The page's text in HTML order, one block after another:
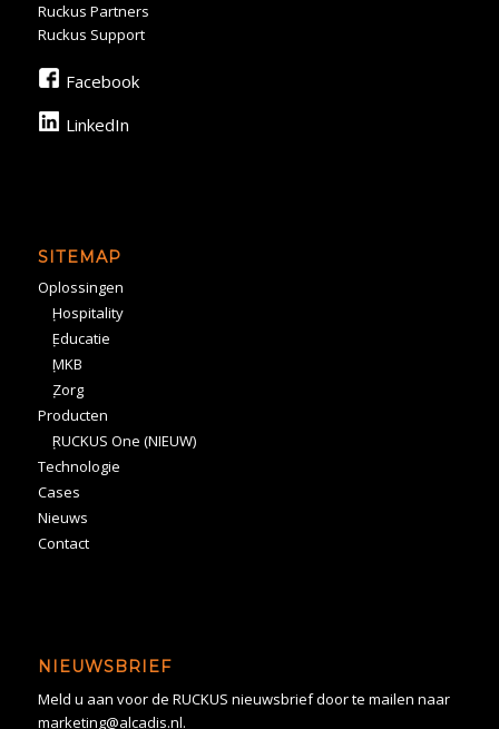
Ruckus Partners
Ruckus Support
Facebook
LinkedIn
SITEMAP
Oplossingen
Hospitality
Educatie
MKB
Zorg
Producten
RUCKUS One (NIEUW)
Technologie
Cases
Nieuws
Contact
NIEUWSBRIEF
Meld u aan voor de RUCKUS nieuwsbrief door te mailen naar
marketing@alcadis.nl.